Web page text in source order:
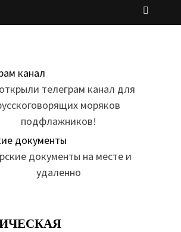
телеграм канал для
моряков
подфлажников!
документы на месте и
удаленно